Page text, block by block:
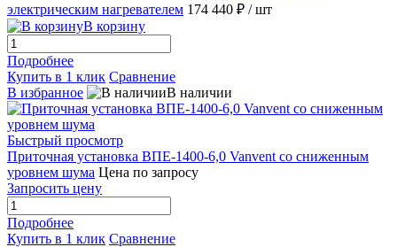
электрическим нагревателем 174 440 ₽ / шт
В корзину
Подробнее
Купить в 1 клик Сравнение
В избранное
В наличии
Быстрый просмотр
Приточная установка ВПЕ-1400-6,0 Vanvent со сниженным
уровнем шума Цена по запросу
Запросить цену
Подробнее
Купить в 1 клик Сравнение